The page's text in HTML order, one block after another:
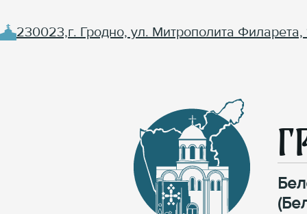
230023,г. Гродно, ул. Митрополита Филарета,